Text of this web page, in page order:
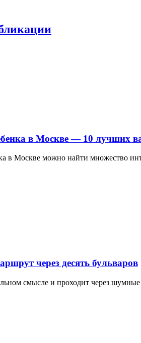
в Москве — 10 лучших
в Москве можно найти множество
через десять бульваров
смысле и проходит через